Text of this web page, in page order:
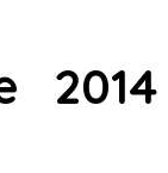
2014